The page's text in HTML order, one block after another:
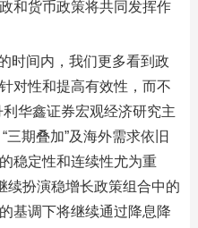
和货币政策将共同发挥作
时间内，我们更多看到政
对性和提高有效性，而不
华鑫证券宏观经济研究主
期叠加”及海外需求依旧
稳定性和连续性尤为重
续扮演稳增长政策组合中的
基调下将继续通过降息降